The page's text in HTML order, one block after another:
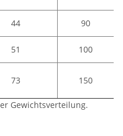
44
90
51
100
73 150
Gewichtsverteilung.